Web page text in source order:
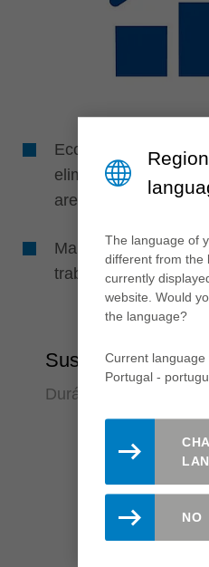
Economia de custos
eliminação da
aresta cortada
Maior produção
trabalho
Sustentabilidade
Durável e silencioso
The language of
different from the
currently
website. Would
the language?
Current language
Portugal -
NO